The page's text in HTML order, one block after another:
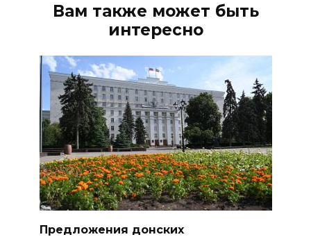
Вам также может быть
интересно
Предложения донских